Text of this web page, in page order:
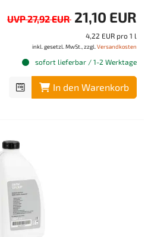
UVP 27,92 EUR 21,10 EUR
4,22 EUR pro 1 l
inkl. gesetzl. MwSt., zzgl. Versandkosten
sofort lieferbar / 1-2 Werktage
In den Warenkorb